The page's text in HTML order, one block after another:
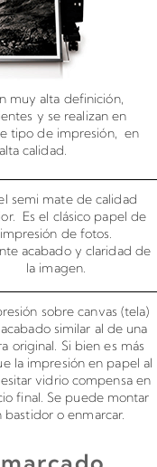
muy alta definición,
y se realizan en
tipo de impresión, en
calidad.
semi mate de calidad
Es el clásico papel de
impresión de fotos.
acabado y claridad de
la imagen.
sobre canvas (tela)
similar al de una
original. Si bien es más
la impresión en papel al
vidrio compensa en
final. Se puede montar
bastidor o enmarcar.